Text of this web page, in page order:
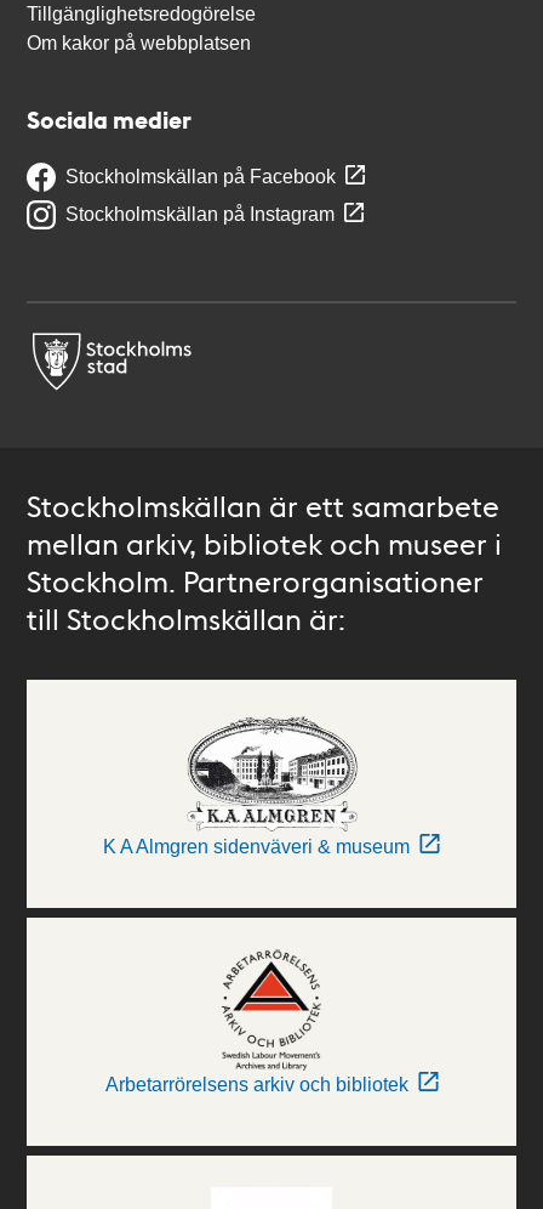
Tillgänglighetsredogörelse
Om kakor på webbplatsen
Sociala medier
Stockholmskällan på Facebook
Stockholmskällan på Instagram
Stockholmskällan är ett samarbete
mellan arkiv, bibliotek och museer i
Stockholm. Partnerorganisationer
till Stockholmskällan är:
K A Almgren sidenväveri & museum
Arbetarrörelsens arkiv och bibliotek